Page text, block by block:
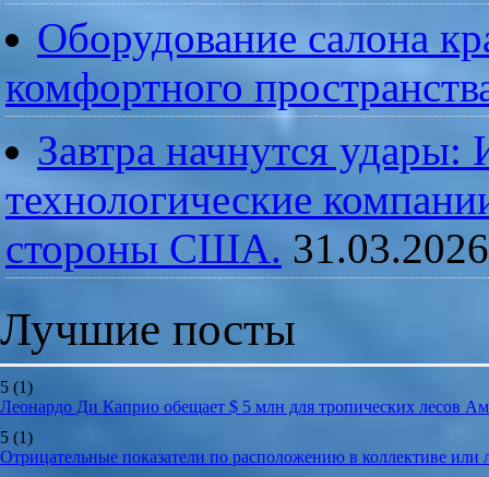
Оборудование салона
комфортного
Завтра начнутся
технологические
стороны США. 31.03.2026
Лучшие посты
5 (1)
Леонардо Ди Каприо обещает $ 5 млн для тропических лесов
5 (1)
Отрицательные показатели по расположению в коллективе